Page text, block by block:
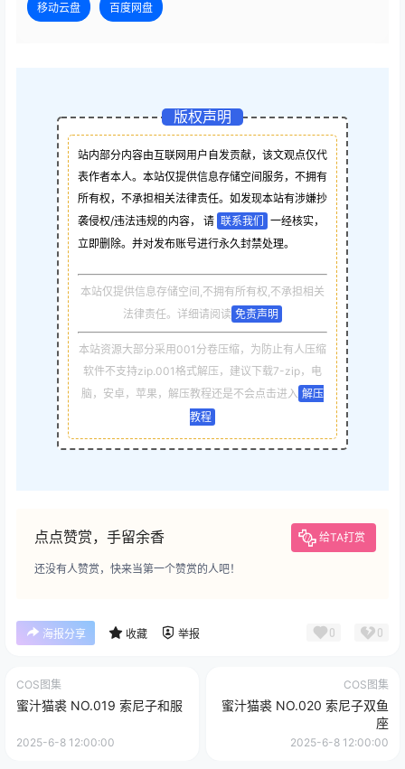
移动云盘 百度网盘
版权声明
站内部分内容由互联网用户自发贡献，该文观点仅代
表作者本人。本站仅提供信息存储空间服务，不拥有
所有权，不承担相关法律责任。如发现本站有涉嫌抄
袭侵权/违法违规的内容， 请 联系我们
一经核实，
立即删除。并对发布账号进行永久封禁处理。
本站仅提供信息存储空间,不拥有所有权,不承担相关
法律责任。详细请阅读 免责声明
本站资源大部分采用001分卷压缩，为防止有人压缩
软件不支持zip.001格式解压，建议下载7-zip，电
脑，安卓，苹果，解压教程还是不会点击进入 解压
教程
点点赞赏，手留余香 给TA打赏
还没有人赞赏，快来当第一个赞赏的人吧！
海报分享 收藏 举报 0 0
COS图集
蜜汁猫裘 NO.019 索尼子和服
2025-6-8 12:00:00
COS图集
蜜汁猫裘 NO.020 索尼子双鱼
座
2025-6-8 12:00:00